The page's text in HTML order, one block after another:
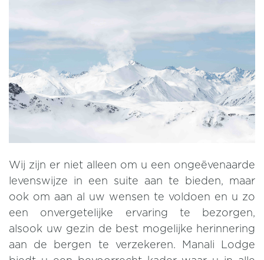
Wij zijn er niet alleen om u een ongeëvenaarde
levenswijze in een suite aan te bieden, maar
ook om aan al uw wensen te voldoen en u zo
een onvergetelijke ervaring te bezorgen,
alsook uw gezin de best mogelijke herinnering
aan de bergen te verzekeren. Manali Lodge